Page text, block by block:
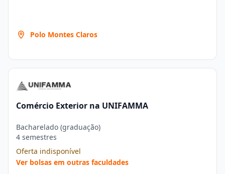
Polo Montes Claros
Comércio Exterior na UNIFAMMA
Bacharelado (graduação)
4 semestres
Oferta indisponível
Ver bolsas em outras faculdades